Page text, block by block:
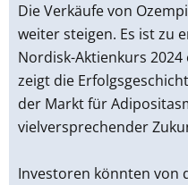
Die Verkäufe von
weiter steigen. Es ist zu
Nordisk-Aktienkurs
zeigt die
der Markt für
vielversprechender
Investoren könnten von